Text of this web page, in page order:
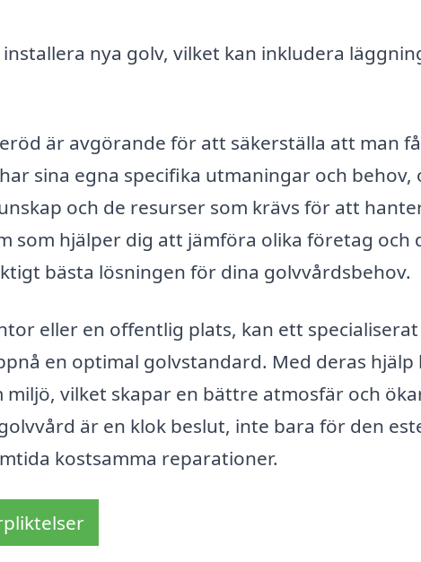
nya golv, vilket kan inkludera
är avgörande för att säkerställa att man
sina egna specifika utmaningar och behov,
och de resurser som krävs för att
som hjälper dig att jämföra olika företag och
bästa lösningen för dina golvvårdsbehov.
eller en offentlig plats, kan ett specialiserat
en optimal golvstandard. Med deras hjälp
vilket skapar en bättre atmosfär och
är en klok beslut, inte bara för den
kostsamma reparationer.